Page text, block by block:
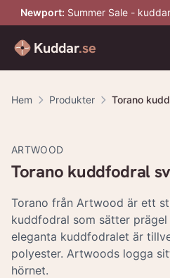
Newport: Summer Sale -
Kuddar.se
Hem Produkter Torano
ARTWOOD
Torano kuddfodral
Torano från Artwood är ett
kuddfodral som sätter
eleganta kuddfodralet är
polyester. Artwoods logga
hörnet.